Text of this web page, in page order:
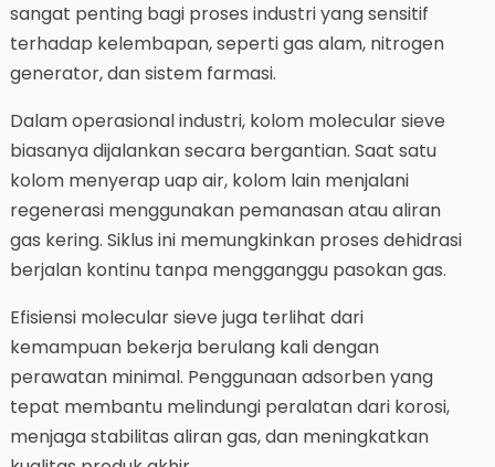
sangat penting bagi proses industri yang sensitif
terhadap kelembapan, seperti gas alam, nitrogen
generator, dan sistem farmasi.
Dalam operasional industri, kolom molecular sieve
biasanya dijalankan secara bergantian. Saat satu
kolom menyerap uap air, kolom lain menjalani
regenerasi menggunakan pemanasan atau aliran
gas kering. Siklus ini memungkinkan proses dehidrasi
berjalan kontinu tanpa mengganggu pasokan gas.
Efisiensi molecular sieve juga terlihat dari
kemampuan bekerja berulang kali dengan
perawatan minimal. Penggunaan adsorben yang
tepat membantu melindungi peralatan dari korosi,
menjaga stabilitas aliran gas, dan meningkatkan